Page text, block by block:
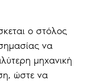
ο στόλος
να
μηχανική
ώστε να